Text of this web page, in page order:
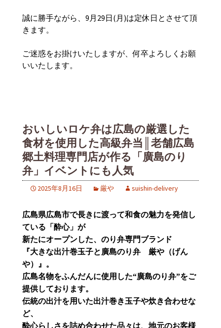
誠に勝手ながら、9月29日(月)は定休日とさせて頂
きます。
ご迷惑をお掛けいたしますが、何卒よろしくお願
いいたします。
おいしいロケ弁は広島の厳選した
食材を使用した高級弁当║老舗広島
郷土料理専門店が作る「廣島のり
弁」イベントにも人気
2025年8月16日 厳や suishin-delivery
広島県広島市で長きに渡って和食の魅力を発信し
ている「酔心」が
新たにオープンした、のり弁専門ブランド
『大きな出汁巻玉子と廣島のり弁 厳や（げん
や）』。
広島名物をふんだんに使用した“廣島のり弁”をご
提供しております。
伝統の出汁を用いた出汁巻き玉子や炊き合わせな
ど、
酔心らしさを詰め合わせた品々は、地元のお客様